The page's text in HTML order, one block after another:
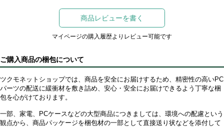
商品レビューを書く
マイページの購入履歴よりレビュー可能です
ご購入商品の梱包について
ツクモネットショップでは、商品を安全にお届けするため、精密性の高いPC
パーツの配送に緩衝材を敷き詰め、安心・安全にお届けできるよう丁寧な梱
包を心がけております。
一部、家電、PCケースなどの大型商品につきましては、環境への配慮という
観点から、商品パッケージを梱包材の一部として直接送り状などを添付して